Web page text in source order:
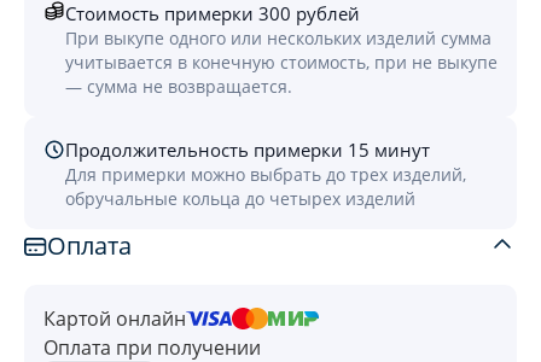
Стоимость примерки 300 рублей
При выкупе одного или нескольких изделий сумма
учитывается в конечную стоимость, при не выкупе
— сумма не возвращается.
Продолжительность примерки 15 минут
Для примерки можно выбрать до трех изделий,
обручальные кольца до четырех изделий
Оплата
Картой онлайн
Оплата при получении